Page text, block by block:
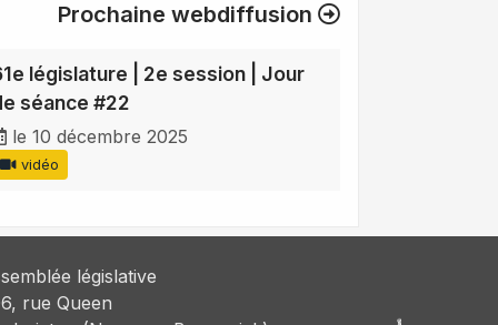
Prochaine webdiffusion
législature | 2e session | Jour
séance #22
le 10 décembre 2025
vidéo
législative
rue Queen